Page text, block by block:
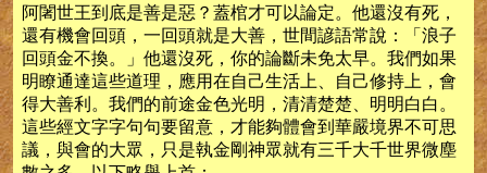
阿闍世王到底是善是惡？蓋棺才可以論定。他還沒有死，
還有機會回頭，一回頭就是大善，世間諺語常說：「浪子
回頭金不換。」他還沒死，你的論斷未免太早。我們如果
明瞭通達這些道理，應用在自己生活上、自己修持上，會
得大善利。我們的前途金色光明，清清楚楚、明明白白。
這些經文字字句句要留意，才能夠體會到華嚴境界不可思
議，與會的大眾，只是執金剛神眾就有三千大千世界微塵